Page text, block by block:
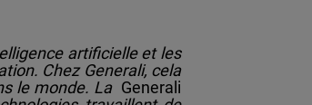
artificielle et les
Chez Generali, cela
le monde. La Generali